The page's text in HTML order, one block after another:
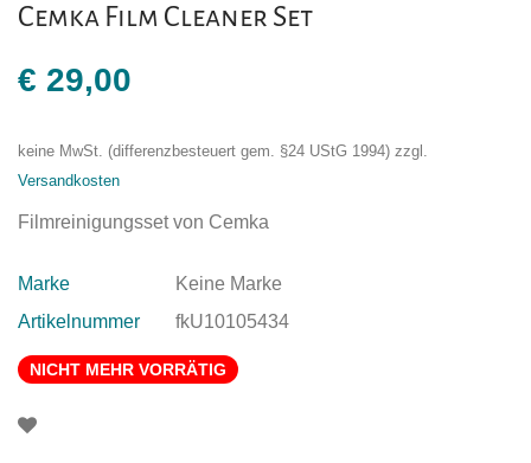
Cemka Film Cleaner Set
€ 29,00
keine MwSt. (differenzbesteuert gem. §24 UStG 1994) zzgl.
Versandkosten
Filmreinigungsset von Cemka
Marke
Keine Marke
Artikelnummer
fkU10105434
NICHT MEHR VORRÄTIG